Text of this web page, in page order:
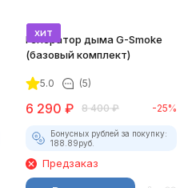
хит
Генератор дыма G-Smoke
(базовый комплект)
5.0 (5)
6 290 ₽ 8 400 ₽ -25%
Бонусных рублей за покупку:
188.89руб.
Предзаказ